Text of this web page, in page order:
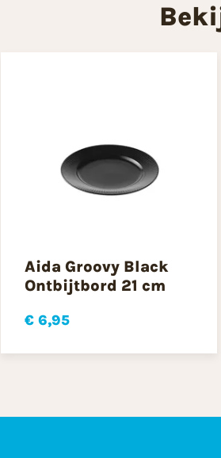
Aida Groovy Black
Ontbijtbord 21 cm
€ 6,95